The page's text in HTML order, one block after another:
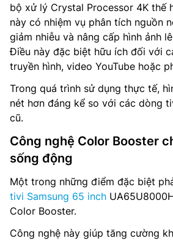
bộ xử lý Crystal Processor 4K thế
này có nhiệm vụ phân tích nguồn
giảm nhiễu và nâng cấp hình ảnh
Điều này đặc biệt hữu ích đối với
truyền hình, video YouTube hoặc
Trong quá trình sử dụng thực tế,
nét hơn đáng kể so với các dòng
cũ.
Công nghệ Color Booster
sống động
Một trong những điểm đặc biệt
tivi Samsung 65 inch
Color Booster.
Công nghệ này giúp tăng cường